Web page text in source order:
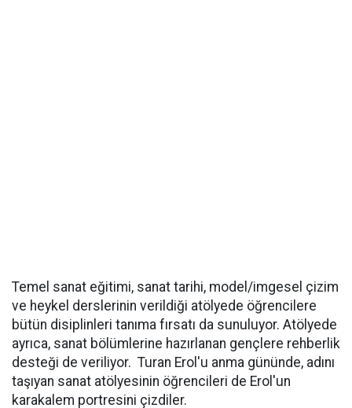
Temel sanat eğitimi, sanat tarihi, model/imgesel çizim
ve heykel derslerinin verildiği atölyede öğrencilere
bütün disiplinleri tanıma fırsatı da sunuluyor. Atölyede
ayrıca, sanat bölümlerine hazırlanan gençlere rehberlik
desteği de veriliyor. Turan Erol'u anma gününde, adını
taşıyan sanat atölyesinin öğrencileri de Erol'un
karakalem portresini çizdiler.